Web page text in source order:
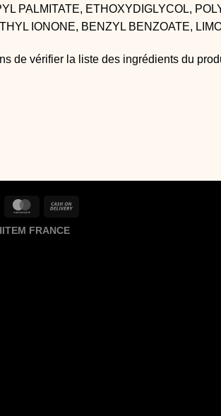
PALMITATE, ETHOXYDIGLYCOL,
IONONE, BENZYL BENZOATE,
de vérifier la liste des ingrédients du
FRANCE